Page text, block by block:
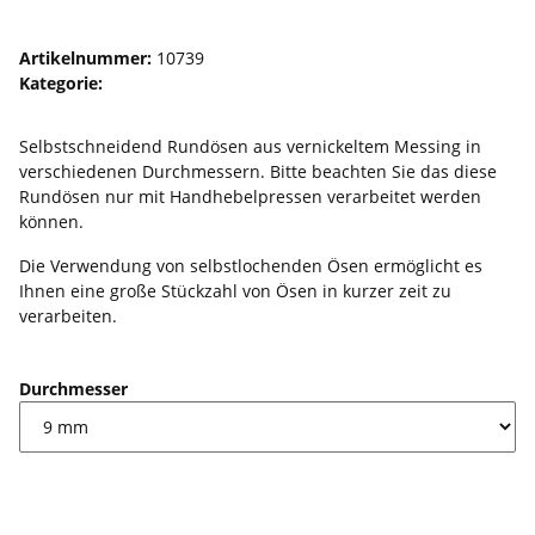
Artikelnummer: 10739
Kategorie:
Selbstschneidend Rundösen aus vernickeltem Messing in
verschiedenen Durchmessern. Bitte beachten Sie das diese
Rundösen nur mit Handhebelpressen verarbeitet werden
können.
Die Verwendung von selbstlochenden Ösen ermöglicht es
Ihnen eine große Stückzahl von Ösen in kurzer zeit zu
verarbeiten.
Durchmesser